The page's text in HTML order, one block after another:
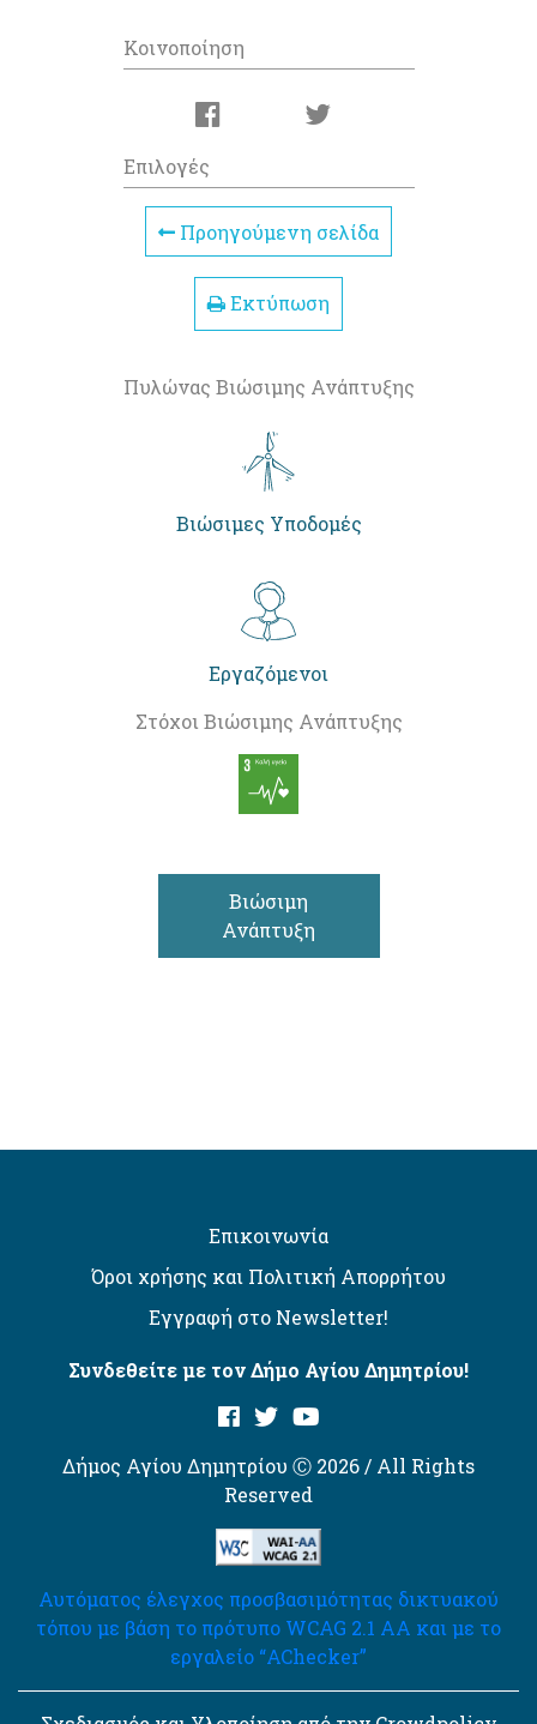
Κοινοποίηση
Επιλογές
Προηγούμενη σελίδα
Εκτύπωση
Πυλώνας Βιώσιμης Ανάπτυξης
Βιώσιμες Υποδομές
Εργαζόμενοι
Στόχοι Βιώσιμης Ανάπτυξης
Βιώσιμη
Ανάπτυξη
Επικοινωνία
Όροι χρήσης και Πολιτική Απορρήτου
Εγγραφή στο Newsletter!
Συνδεθείτε με τον Δήμο Αγίου Δημητρίου!
Δήμος Αγίου Δημητρίου Ⓒ 2026 / All Rights
Reserved
Αυτόματος έλεγχος προσβασιμότητας δικτυακού
τόπου με βάση το πρότυπο WCAG 2.1 AA και με το
εργαλείο “AChecker”